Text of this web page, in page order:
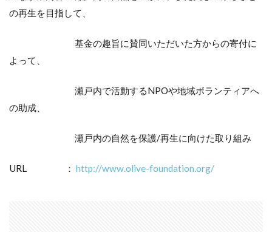
の再生を目指して、
基金の趣旨に賛同いただいた方からの寄付に
よって、
瀬戸内で活動するNPOや地域ボランティアへ
の助成、
瀬戸内の自然を保護/再生に向けた取り組み
URL ： http://www.olive-foundation.org/